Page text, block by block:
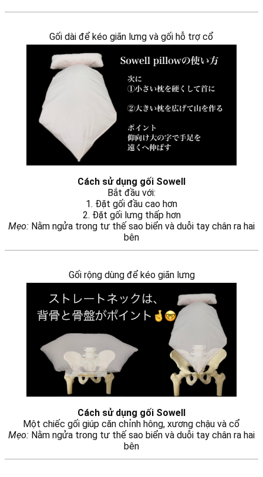
Gối dài để kéo giãn lưng và gối hỗ trợ cổ
Cách sử dụng gối Sowell
Bắt đầu với:
1. Đặt gối đầu cao hơn
2. Đặt gối lưng thấp hơn
Mẹo: Nằm ngửa trong tư thế sao biển và duỗi tay chân ra hai
bên
Gối rộng dùng để kéo giãn lưng
Cách sử dụng gối Sowell
Một chiếc gối giúp căn chỉnh hông, xương chậu và cổ
Mẹo: Nằm ngửa trong tư thế sao biển và duỗi tay chân ra hai
bên